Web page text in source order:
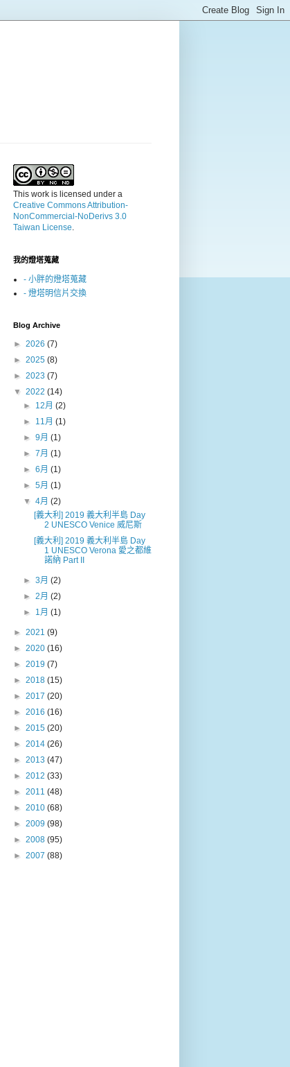
This work is licensed under a
Creative Commons Attribution-
NonCommercial-NoDerivs 3.0
Taiwan License.
我的燈塔蒐藏
- 小胖的燈塔蒐藏
- 燈塔明信片交換
Blog Archive
► 2026 (7)
► 2025 (8)
► 2023 (7)
▼ 2022 (14)
► 12月(2)
► 11月(1)
►9月(1)
►7月(1)
►6月(1)
►5月(1)
▼4月(2)
[義大利] 2019 義大利半島 Day
2 UNESCO Venice 威尼斯
[義大利] 2019 義大利半島 Day
1 UNESCO Verona 愛之都維
諾納 Part II
►3月(2)
►2月(2)
► 1月(1)
► 2021 (9)
► 2020 (16)
► 2019 (7)
► 2018 (15)
► 2017 (20)
► 2016 (16)
► 2015 (20)
► 2014 (26)
► 2013 (47)
► 2012 (33)
► 2011 (48)
► 2010 (68)
► 2009 (98)
► 2008 (95)
► 2007 (88)